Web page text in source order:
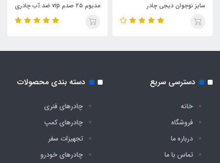
نوع اسکلت
ابریشم
دارد
تور حریر ثابت پنجره
دارد
سایز نوجوان دیجی چادر
مدیوم ۲۵ صدم vip ضد آب چادری
فنری بدون کف دیجی چادر
دسترسی سریع
خانه
فروشگاه
درباره ما
تماس با ما
دسته بندی محصولات
چادرهای فنری
چادرهای کمپ
تجهیزات سفر
چادرهای خودرو